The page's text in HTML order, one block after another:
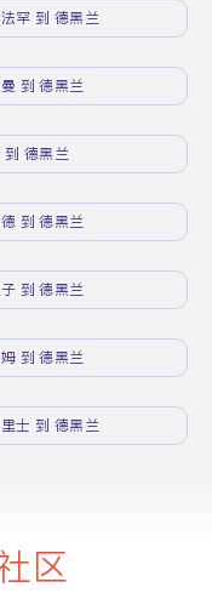
罕 到 德黑兰
到 德黑兰
到 德黑兰
到 德黑兰
到 德黑兰
到 德黑兰
士 到 德黑兰
区